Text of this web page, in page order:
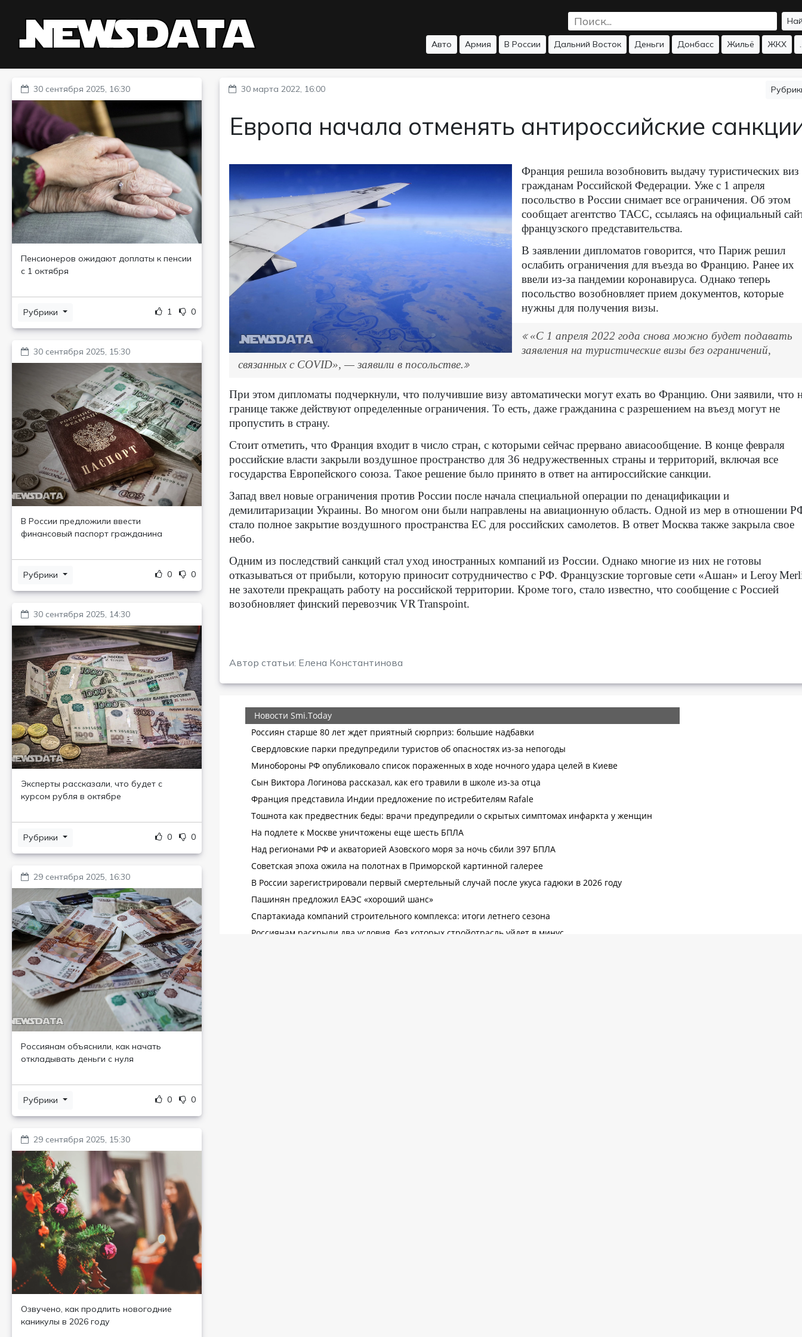
Авто Армия В России Дальний Восток Деньги Донбасс Жильё ЖКХ
30 сентября 2025, 16:30
Пенсионеров ожидают доплаты к пенсии
с 1 октября
Рубрики 1 0
30 сентября 2025, 15:30
В России предложили ввести
финансовый паспорт гражданина
Рубрики 0 0
30 сентября 2025, 14:30
Эксперты рассказали, что будет с
курсом рубля в октябре
Рубрики 0 0
29 сентября 2025, 16:30
Россиянам объяснили, как начать
откладывать деньги с нуля
Рубрики 0 0
29 сентября 2025, 15:30
Озвучено, как продлить новогодние
каникулы в 2026 году
30 марта 2022, 16:00
Европа начала отменять антироссийские
Франция решила возобновить выдачу туристических виз
гражданам Российской Федерации. Уже с 1 апреля
посольство в России снимает все ограничения. Об этом
сообщает агентство ТАСС, ссылаясь на официальный
французского представительства.
В заявлении дипломатов говорится, что Париж решил
ослабить ограничения для въезда во Францию. Ранее их
ввели из-за пандемии коронавируса. Однако теперь
посольство возобновляет прием документов, которые
нужны для получения визы.
«С 1 апреля 2022 года снова можно будет подавать
заявления на туристические визы без ограничений,
связанных с COVID», — заявили в посольстве.
При этом дипломаты подчеркнули, что получившие визу автоматически могут ехать во Францию. Они заявили, что
границе также действуют определенные ограничения. То есть, даже гражданина с разрешением на въезд могут не
пропустить в страну.
Стоит отметить, что Франция входит в число стран, с которыми сейчас прервано авиасообщение. В конце февраля
российские власти закрыли воздушное пространство для 36 недружественных страны и территорий, включая все
государства Европейского союза. Такое решение было принято в ответ на антироссийские санкции.
Запад ввел новые ограничения против России после начала специальной операции по денацификации и
демилитаризации Украины. Во многом они были направлены на авиационную область. Одной из мер в отношении
стало полное закрытие воздушного пространства ЕС для российских самолетов. В ответ Москва также закрыла свое
небо.
Одним из последствий санкций стал уход иностранных компаний из России. Однако многие из них не готовы
отказываться от прибыли, которую приносит сотрудничество с РФ. Французские торговые сети «Ашан» и Leroy
не захотели прекращать работу на российской территории. Кроме того, стало известно, что сообщение с Россией
возобновляет финский перевозчик VR Transpoint.
Автор статьи: Елена Константинова